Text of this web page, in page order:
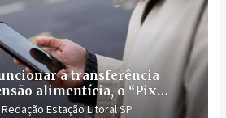
a transferência
alimentícia, o “Pix
Redação Estação Litoral SP